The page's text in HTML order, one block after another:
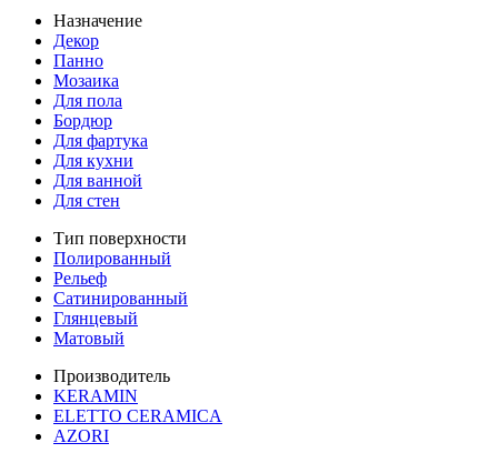
Назначение
Декор
Панно
Мозаика
Для пола
Бордюр
Для фартука
Для кухни
Для ванной
Для стен
Тип поверхности
Полированный
Рельеф
Сатинированный
Глянцевый
Матовый
Производитель
KERAMIN
ELETTO CERAMICA
AZORI